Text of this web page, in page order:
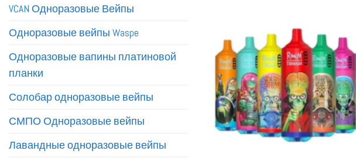
VCAN Одноразовые Вейпы
Одноразовые вейпы Waspe
Одноразовые вапины платиновой
планки
Солобар одноразовые вейпы
СМПО Одноразовые вейпы
Лавандные одноразовые вейпы